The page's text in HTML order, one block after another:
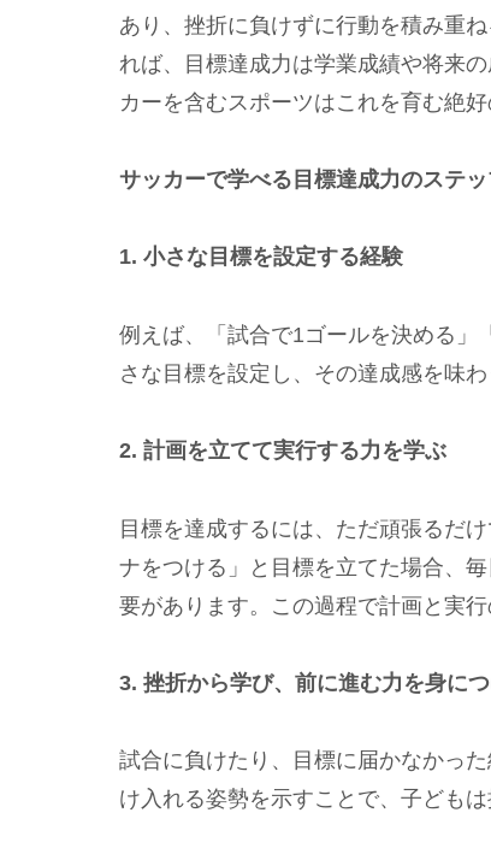
あり、挫折に負けずに行動を積み重
れば、目標達成力は学業成績や将来
カーを含むスポーツはこれを育む絶
サッカーで学べる目標達成力のステ
1. 小さな目標を設定する経験
例えば、「試合で1ゴールを決める」
さな目標を設定し、その達成感を味
2. 計画を立てて実行する力を学ぶ
目標を達成するには、ただ頑張るだ
ナをつける」と目標を立てた場合、
要があります。この過程で計画と実行
3. 挫折から学び、前に進む力を身に
試合に負けたり、目標に届かなかっ
け入れる姿勢を示すことで、子ども